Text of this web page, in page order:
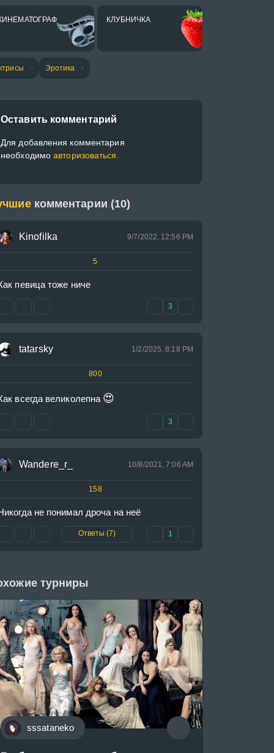
КЛУБНИЧКА
Эротика
Оставить комментарий
Для добавления комментария
необходимоавторизоваться.
комментарии (10)
Wandere_r_ 10/8/2021, 7:06 AM
158
не понимал дроча на неё
Ответы (7) 1
Kinofilka 9/7/2022, 12:56 PM
5
певица тоже ниче
3
tatarsky 1/2/2025, 8:18 PM
800
всегда великолепна 😍
3
турниры
sssataneko